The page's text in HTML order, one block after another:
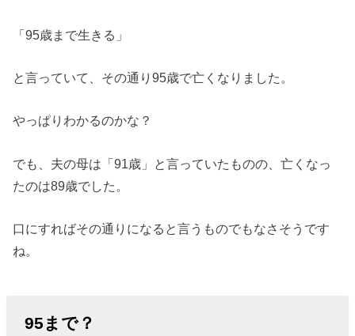
「95歳まで生きる」
と言っていて、その通り95歳で亡くなりました。
やっぱりわかるのかな？
でも、夫の母は「91歳」と言っていたものの、亡くなっ
たのは89歳でした。
口にすればその通りになると言うものでもなさそうです
ね。
95まで？